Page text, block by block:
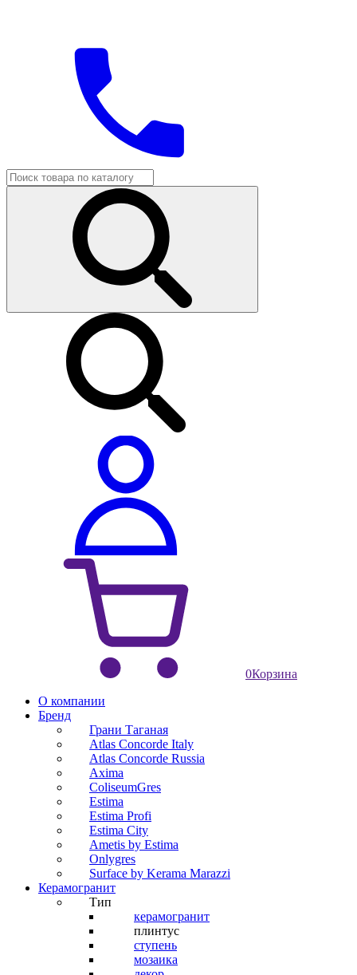
0Корзина
О компании
Бренд
Грани Таганая
Atlas Concorde Italy
Atlas Concorde Russia
Axima
ColiseumGres
Estima
Estima Profi
Estima City
Ametis by Estima
Onlygres
Surface by Kerama Marazzi
Керамогранит
Тип
керамогранит
плинтус
ступень
мозаика